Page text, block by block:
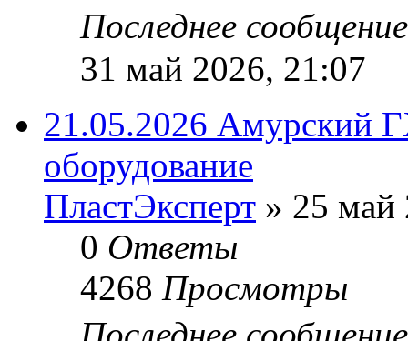
Последнее
31 май 2026, 21:07
21.05.2026 Амурский
оборудование
ПластЭксперт » 25 май
0 Ответы
4268 Просмотры